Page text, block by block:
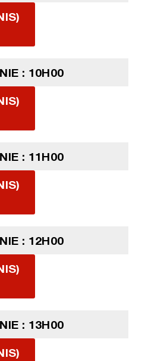
: 10H00
: 11H00
: 12H00
: 13H00